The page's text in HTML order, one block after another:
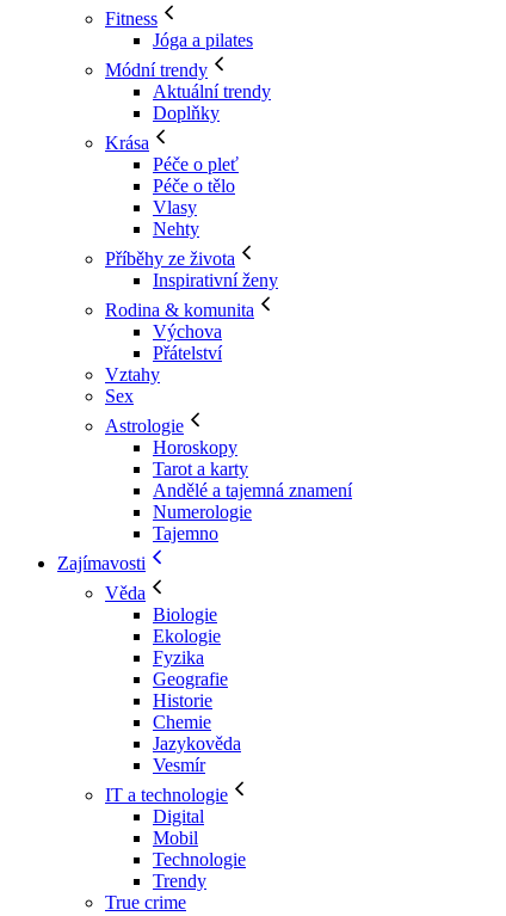
Fitness
Jóga a pilates
Módní trendy
Aktuální trendy
Doplňky
Krása
Péče o pleť
Péče o tělo
Vlasy
Nehty
Příběhy ze života
Inspirativní ženy
Rodina & komunita
Výchova
Přátelství
Vztahy
Sex
Astrologie
Horoskopy
Tarot a karty
Andělé a tajemná znamení
Numerologie
Tajemno
Zajímavosti
Věda
Biologie
Ekologie
Fyzika
Geografie
Historie
Chemie
Jazykověda
Vesmír
IT a technologie
Digital
Mobil
Technologie
Trendy
True crime